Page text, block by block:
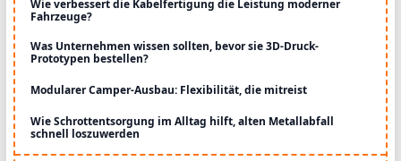
Wie verbessert die Kabelfertigung die Leistung moderner
Fahrzeuge?
Was Unternehmen wissen sollten, bevor sie 3D-Druck-
Prototypen bestellen?
Modularer Camper-Ausbau: Flexibilität, die mitreist
Wie Schrottentsorgung im Alltag hilft, alten Metallabfall
schnell loszuwerden